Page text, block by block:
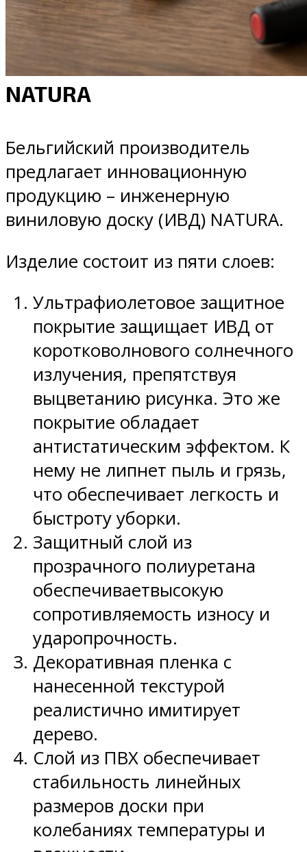
NATURA
Бельгийский производитель
предлагает инновационную
продукцию – инженерную
виниловую доску (ИВД) NATURA.
Изделие состоит из пяти слоев:
Ультрафиолетовое защитное
покрытие защищает ИВД от
коротковолнового солнечного
излучения, препятствуя
выцветанию рисунка. Это же
покрытие обладает
антистатическим эффектом. К
нему не липнет пыль и грязь,
что обеспечивает легкость и
быстроту уборки.
Защитный слой из
прозрачного полиуретана
обеспечиваетвысокую
сопротивляемость износу и
ударопрочность.
Декоративная пленка с
нанесенной текстурой
реалистично имитирует
дерево.
Слой из ПВХ обеспечивает
стабильность линейных
размеров доски при
колебаниях температуры и